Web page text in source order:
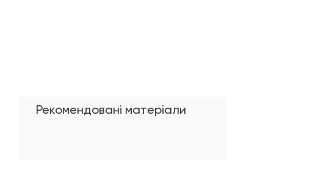
Рекомендовані матеріали